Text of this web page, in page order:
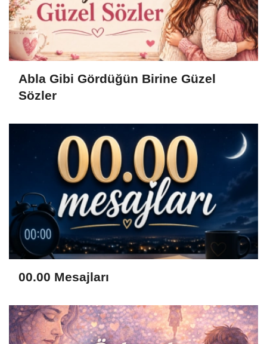
Abla Gibi Gördüğün Birine Güzel
Sözler
00.00 Mesajları